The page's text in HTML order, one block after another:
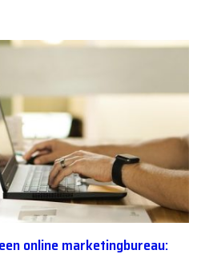
online marketingbureau: